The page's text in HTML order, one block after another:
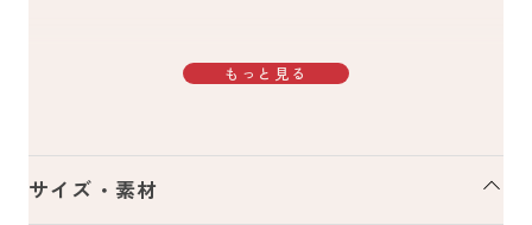
もっと見る
サイズ・素材